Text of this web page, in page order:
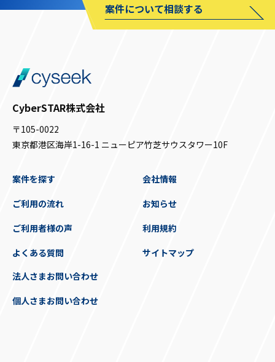
案件について相談する
CyberSTAR株式会社
〒105-0022
東京都港区海岸1-16-1 ニューピア竹芝サウスタワー10F
案件を探す
ご利用の流れ
ご利用者様の声
よくある質問
会社情報
お知らせ
利用規約
サイトマップ
法人さまお問い合わせ
個人さまお問い合わせ